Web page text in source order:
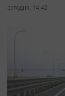
сегодня, 14:42